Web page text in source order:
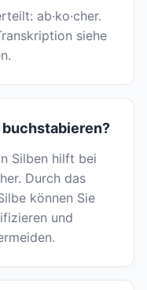
ab·ko·cher.
siehe
Silben hilft bei
Durch das
können Sie
und